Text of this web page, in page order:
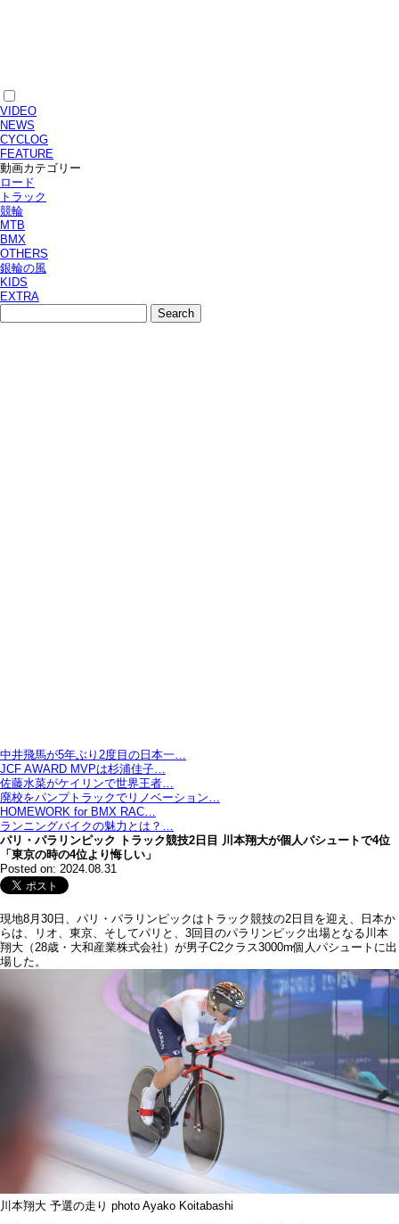
VIDEO
NEWS
CYCLOG
FEATURE
動画カテゴリー
ロード
トラック
競輪
MTB
BMX
OTHERS
銀輪の風
KIDS
EXTRA
中井飛馬が5年ぶり2度目の日本一…
JCF AWARD MVPは杉浦佳子…
佐藤水菜がケイリンで世界王者…
廃校をパンプトラックでリノベーション…
HOMEWORK for BMX RAC…
ランニングバイクの魅力とは？…
パリ・パラリンピック トラック競技2日目 川本翔大が個人パシュートで4位
「東京の時の4位より悔しい」
Posted on: 2024.08.31
現地8月30日、パリ・パラリンピックはトラック競技の2日目を迎え、日本か
らは、リオ、東京、そしてパリと、3回目のパラリンピック出場となる川本
翔大（28歳・大和産業株式会社）が男子C2クラス3000m個人パシュートに出
場した。
川本翔大 予選の走り photo Ayako Koitabashi